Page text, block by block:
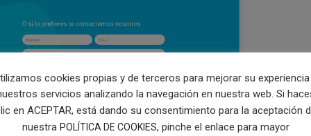
cookies propias y de terceros para mejorar su
servicios analizando la navegación en nuestra web. Si
en ACEPTAR, está dando su consentimiento para la aceptación
nuestra POLÍTICA DE COOKIES, pinche el enlace para mayor